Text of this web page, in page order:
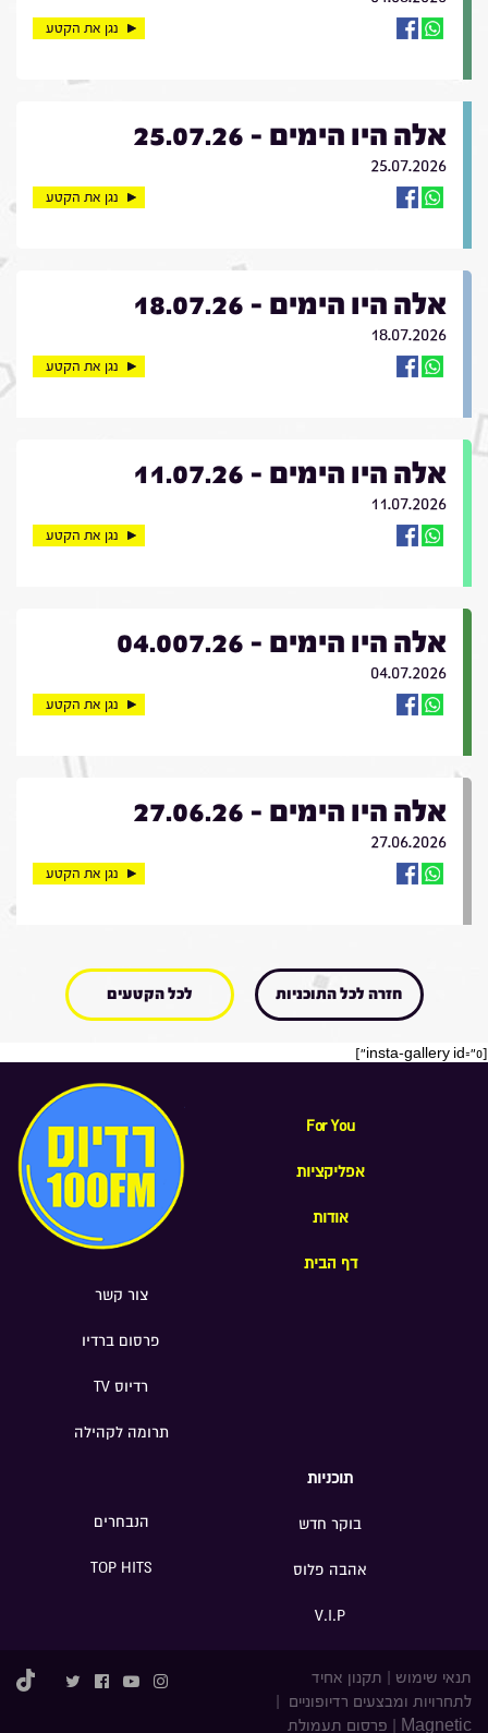
נגן את הקטע
אלה היו הימים - 25.07.26
25.07.2026
נגן את הקטע
אלה היו הימים - 18.07.26
18.07.2026
נגן את הקטע
אלה היו הימים - 11.07.26
11.07.2026
נגן את הקטע
אלה היו הימים - 04.007.26
04.07.2026
נגן את הקטע
אלה היו הימים - 27.06.26
27.06.2026
נגן את הקטע
חזרה לכל התוכניות לכל הקטעים
[insta-gallery id="0"]
For You
אפליקציות
אודות
דף הבית
צור קשר
פרסום ברדיו
רדיוס TV
תרומה לקהילה
תוכניות
בוקר חדש
אהבה פלוס
V.I.P
הנבחרים
TOP HITS
תנאי שימוש
תקנון אחיד
לתחרויות ומבצעים רדיופוניים
Magnetic
פרסום תעמולת